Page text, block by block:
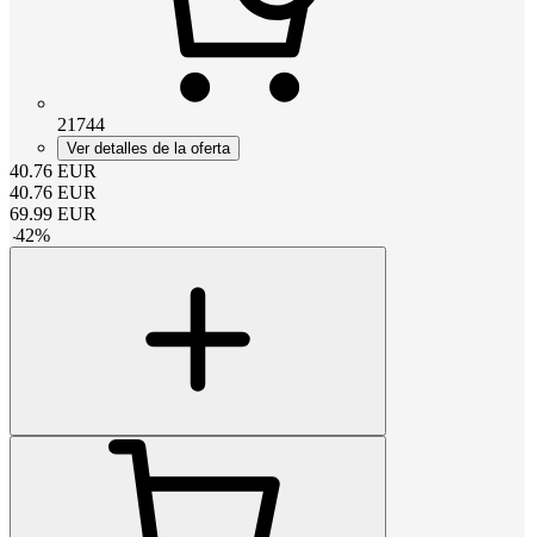
21744
Ver detalles de la oferta
40.76 EUR
40.76 EUR
69.99 EUR
-42%